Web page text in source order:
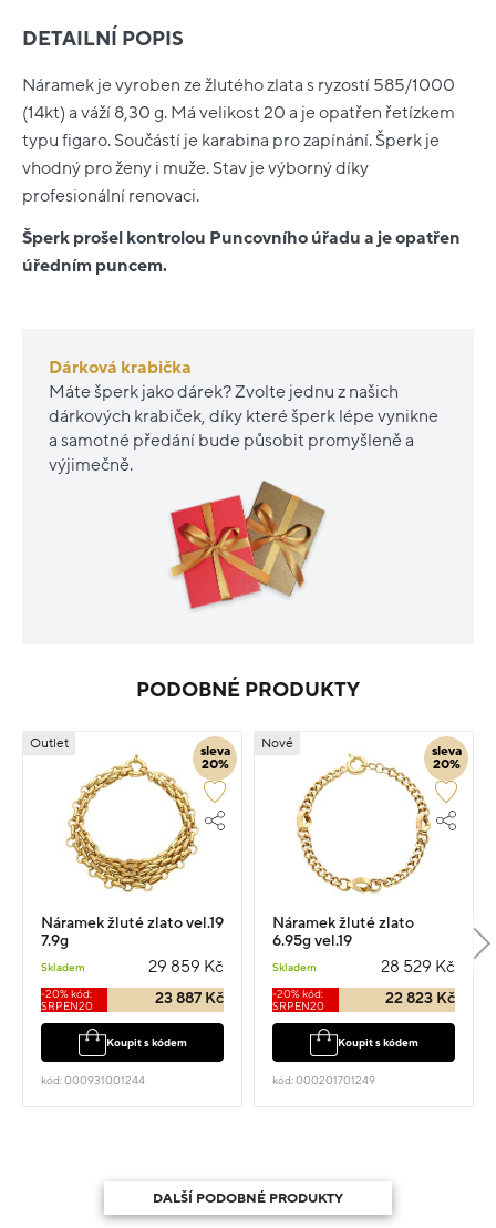
DETAILNÍ POPIS
Náramek je vyroben ze žlutého zlata s ryzostí 585/1000
(14kt) a váží 8,30 g. Má velikost 20 a je opatřen řetízkem
typu figaro. Součástí je karabina pro zapínání. Šperk je
vhodný pro ženy i muže. Stav je výborný díky
profesionální renovaci.
Šperk prošel kontrolou Puncovního úřadu a je opatřen
úředním puncem.
Dárková krabička
Máte šperk jako dárek? Zvolte jednu z našich
dárkových krabiček, díky které šperk lépe vynikne
a samotné předání bude působit promyšleně a
výjimečně.
PODOBNÉ PRODUKTY
sleva
20%
Outlet
Náramek žluté zlato vel.19
7.9g
Skladem 29 859 Kč
-20% kód:
SRPEN20
23 887 Kč
Koupit s kódem
kód: 000931001244
sleva
20%
Nové
Náramek žluté zlato
6.95g vel.19
Skladem 28 529 Kč
-20% kód:
SRPEN20
22 823 Kč
Koupit s kódem
kód: 000201701249
DALŠÍ PODOBNÉ PRODUKTY